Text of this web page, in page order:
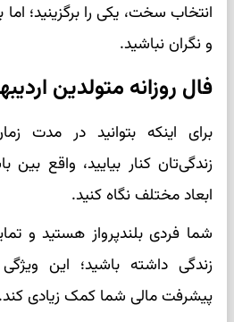
انتخاب سخت، یکی را برگزینید؛
و نگران نباشید.
فال روزانه متولدین
برای اینکه بتوانید در مدت
زندگی‌تان کنار بیایید، واقع
ابعاد مختلف نگاه کنید.
شما فردی بلندپرواز هستید و
زندگی داشته باشید؛ این
پیشرفت مالی شما کمک زیادی کند.